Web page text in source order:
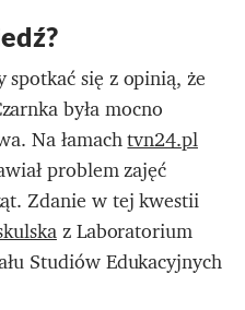
się z opinią, że
była mocno
Na łamachtvn24.pl
problem zajęć
Zdanie w tej kwestii
z Laboratorium
Studiów Edukacyjnych